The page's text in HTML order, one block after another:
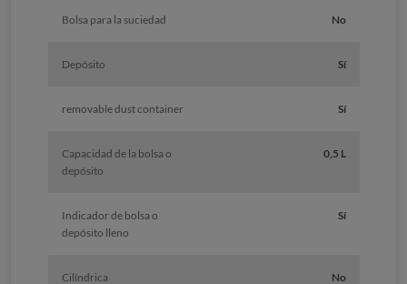
Bolsa para la suciedad No
Depósito Sí
removable dust container Sí
Capacidad de la bolsa o
depósito
0,5 L
Indicador de bolsa o
depósito lleno
Sí
Cilíndrica No